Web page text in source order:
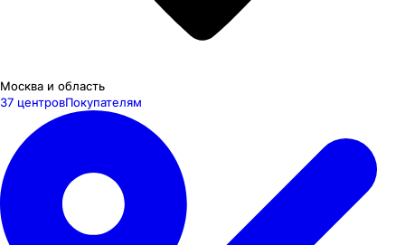
Москва и область
37 центровПокупателям